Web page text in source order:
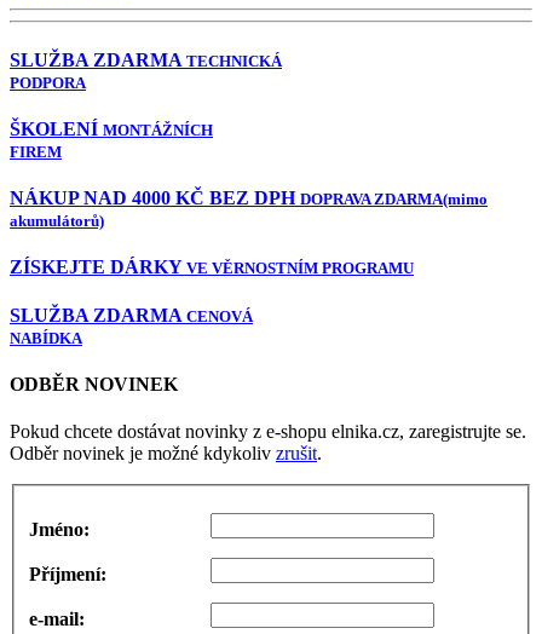
SLUŽBA ZDARMA TECHNICKÁ
PODPORA
ŠKOLENÍ MONTÁŽNÍCH
FIREM
NÁKUP NAD 4000 KČ BEZ DPH DOPRAVA ZDARMA(mimo
akumulátorů)
ZÍSKEJTE DÁRKY VE VĚRNOSTNÍM PROGRAMU
SLUŽBA ZDARMA CENOVÁ
NABÍDKA
ODBĚR NOVINEK
Pokud chcete dostávat novinky z e-shopu elnika.cz, zaregistrujte se.
Odběr novinek je možné kdykoliv zrušit.
Jméno:
Příjmení:
e-mail: